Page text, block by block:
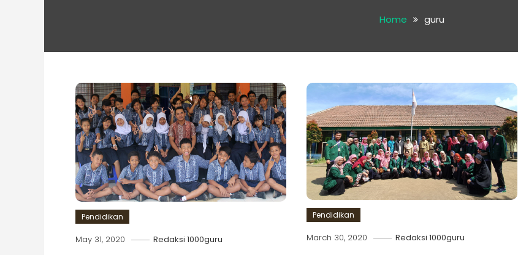
Home guru
Pendidikan
May 31, 2020 Redaksi 1000guru
Pendidikan
March 30, 2020 Redaksi 1000guru